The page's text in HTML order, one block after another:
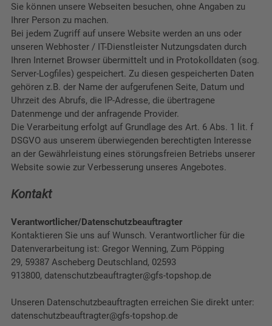
Sie können unsere Webseiten besuchen, ohne Angaben zu
Ihrer Person zu machen.
Bei jedem Zugriff auf unsere Website werden an uns oder
unseren Webhoster / IT-Dienstleister Nutzungsdaten durch
Ihren Internet Browser übermittelt und in Protokolldaten (sog.
Server-Logfiles) gespeichert. Zu diesen gespeicherten Daten
gehören z.B. der Name der aufgerufenen Seite, Datum und
Uhrzeit des Abrufs, die IP-Adresse, die übertragene
Datenmenge und der anfragende Provider.
Die Verarbeitung erfolgt auf Grundlage des Art. 6 Abs. 1 lit. f
DSGVO aus unserem überwiegenden berechtigten Interesse
an der Gewährleistung eines störungsfreien Betriebs unserer
Website sowie zur Verbesserung unseres Angebotes.
Kontakt
Verantwortlicher/Datenschutzbeauftragter
Kontaktieren Sie uns auf Wunsch. Verantwortlicher für die
Datenverarbeitung ist: Gregor Wenning, Zum Pöpping
29, 59387 Ascheberg Deutschland, 02593
913800, datenschutzbeauftragter@gfs-topshop.de
Unseren Datenschutzbeauftragten erreichen Sie direkt unter:
datenschutzbeauftragter@gfs-topshop.de